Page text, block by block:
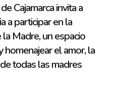
Cajamarca invita a
a participar en la
Madre, un espacio
homenajear el amor, la
todas las madres